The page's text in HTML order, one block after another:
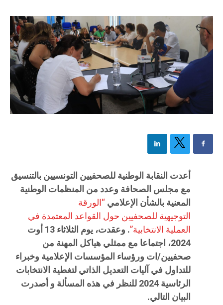
أعدت النقابة الوطنية للصحفيين التونسيين بالتنسيق
مع مجلس الصحافة وعدد من المنظمات الوطنية
المعنية بالشأن الإعلامي“الورقة
التوجيهية للصحفيين حول القواعد المعتمدة في
العملية الانتخابية”
. وعقدت، يوم الثلاثاء 13 أوت
2024، اجتماعا مع ممثلي هياكل المهنة من
صحفيين/ات ورؤساء المؤسسات الإعلامية وخبراء
للتداول في آليات التعديل الذاتي لتغطية الانتخابات
الرئاسية 2024 للنظر في هذه المسألة و أصدرت
البيان التالي.